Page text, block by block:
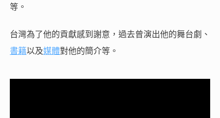
等。
台灣為了他的貢獻感到謝意，過去曾演出他的舞台劇、
書籍以及媒體對他的簡介等。